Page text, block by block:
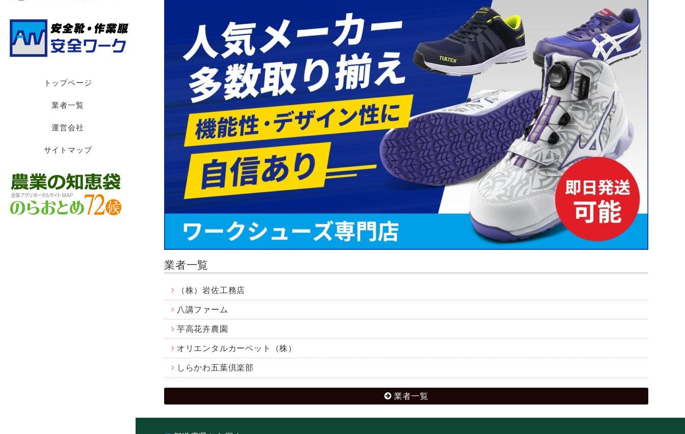
トップページ
業者一覧
運営会社
サイトマップ
業者一覧
（株）岩佐工務店
八講ファーム
芋高花卉農園
オリエンタルカーペット（株）
しらかわ五葉倶楽部
業者一覧